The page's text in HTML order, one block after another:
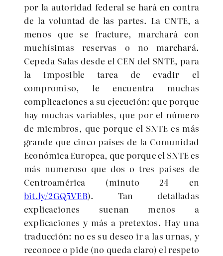
por la autoridad federal se hará en contra
de la voluntad de las partes. La CNTE, a
menos que se fracture, marchará con
muchísimas reservas o no marchará.
Cepeda Salas desde el CEN del SNTE, para
la imposible tarea de evadir el
compromiso, le encuentra muchas
complicaciones a su ejecución: que porque
hay muchas variables, que por el número
de miembros, que porque el SNTE es más
grande que cinco países de la Comunidad
Económica Europea, que porque el SNTE es
más numeroso que dos o tres países de
Centroamérica (minuto 24 en
bit.ly/2GQ5VEB). Tan detalladas
explicaciones suenan menos a
explicaciones y más a pretextos. Hay una
traducción: no es su deseo ir a las urnas, y
reconoce o pide (no queda claro) el respeto